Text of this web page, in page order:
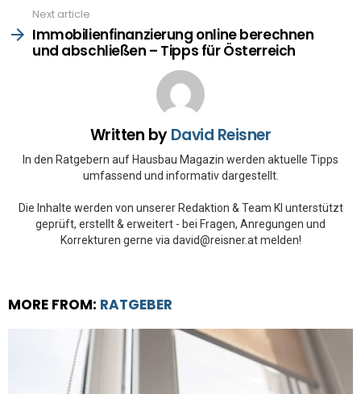
Next article
Immobilienfinanzierung online berechnen
und abschließen – Tipps für Österreich
Written byDavid Reisner
In den Ratgebern auf Hausbau Magazin werden aktuelle Tipps
umfassend und informativ dargestellt.
Die Inhalte werden von unserer Redaktion & Team KI unterstützt
geprüft, erstellt & erweitert - bei Fragen, Anregungen und
Korrekturen gerne via david@reisner.at melden!
MORE FROM: RATGEBER